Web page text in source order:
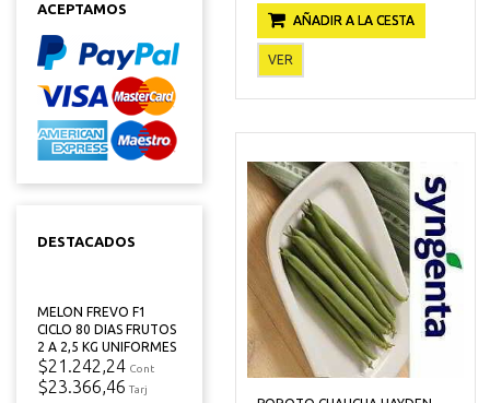
ACEPTAMOS
DESTACADOS
MELON FREVO F1
CICLO 80 DIAS FRUTOS
2 A 2,5 KG UNIFORMES
$21.242,24 Cont
$23.366,46 Tarj
AÑADIR A LA CESTA
VER